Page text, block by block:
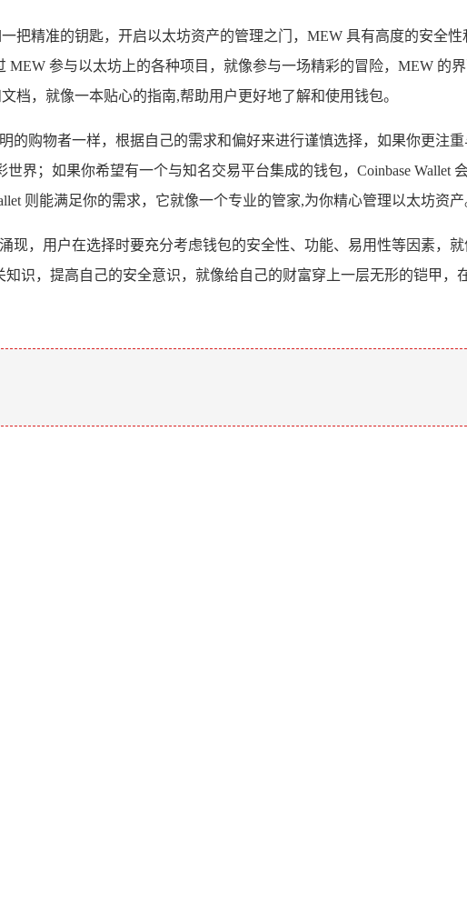
把精准的钥匙，开启以太坊资产的管理之门，MEW 具有高度的安全
参与以太坊上的各种项目，就像参与一场精彩的冒险，MEW 的
档，就像一本贴心的指南,帮助用户更好地了解和使用钱包。
购物者一样，根据自己的需求和偏好来进行谨慎选择，如果你更注重
界；如果你希望有一个与知名交易平台集成的钱包，Coinbase Wallet
则能满足你的需求，它就像一个专业的管家,为你精心管理以太坊资产
现，用户在选择时要充分考虑钱包的安全性、功能、易用性等因素，
识，提高自己的安全意识，就像给自己的财富穿上一层无形的铠甲，